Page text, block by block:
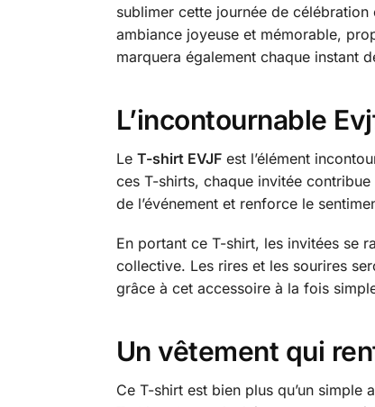
sublimer cette journée de célébration
ambiance joyeuse et mémorable,
marquera également chaque instant
L’incontournable
Le T-shirt EVJFest l’élément
ces T-shirts, chaque invitée
de l’événement et renforce le
En portant ce T-shirt, les invitées se
collective. Les rires et les sourires
grâce à cet accessoire à la fois
Un vêtement qui
Ce T-shirt est bien plus qu’un